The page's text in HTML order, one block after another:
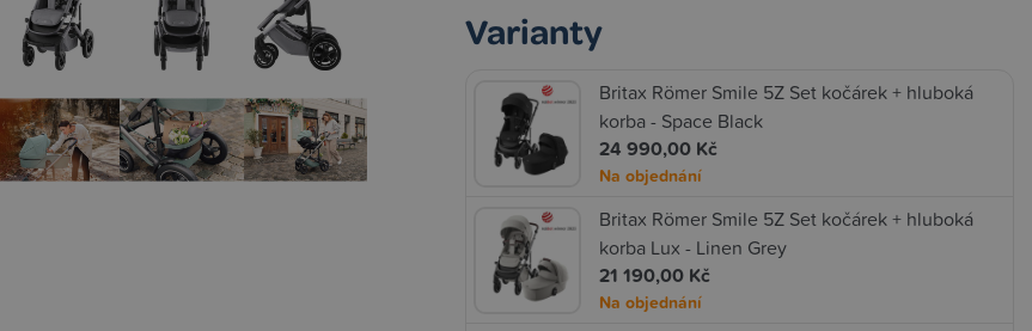
Varianty
Britax Römer Smile 5Z Set kočárek + hluboká
korba - Space Black
24 990,00 Kč
Na objednání
Britax Römer Smile 5Z Set kočárek + hluboká
korba Lux - Linen Grey
21 190,00 Kč
Na objednání